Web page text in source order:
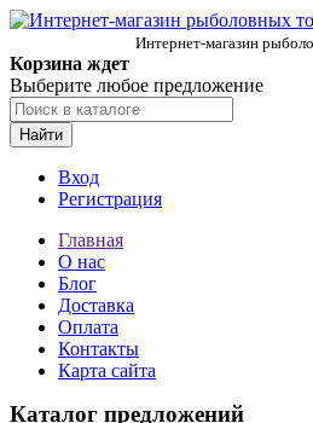
Интернет-магазин
Корзина ждет
Выберите любое предложение
Найти
Вход
Регистрация
Главная
О нас
Блог
Доставка
Оплата
Контакты
Карта сайта
Каталог предложений